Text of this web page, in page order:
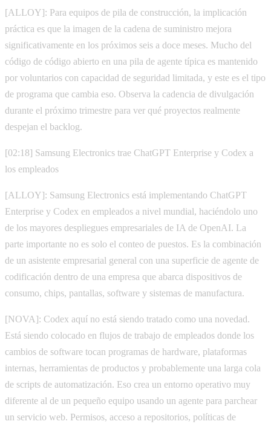
[ALLOY]: Para equipos de pila de construcción, la implicación
práctica es que la imagen de la cadena de suministro mejora
significativamente en los próximos seis a doce meses. Mucho del
código de código abierto en una pila de agente típica es mantenido
por voluntarios con capacidad de seguridad limitada, y este es el tipo
de programa que cambia eso. Observa la cadencia de divulgación
durante el próximo trimestre para ver qué proyectos realmente
despejan el backlog.
[02:18] Samsung Electronics trae ChatGPT Enterprise y Codex a
los empleados
[ALLOY]: Samsung Electronics está implementando ChatGPT
Enterprise y Codex en empleados a nivel mundial, haciéndolo uno
de los mayores despliegues empresariales de IA de OpenAI. La
parte importante no es solo el conteo de puestos. Es la combinación
de un asistente empresarial general con una superficie de agente de
codificación dentro de una empresa que abarca dispositivos de
consumo, chips, pantallas, software y sistemas de manufactura.
[NOVA]: Codex aquí no está siendo tratado como una novedad.
Está siendo colocado en flujos de trabajo de empleados donde los
cambios de software tocan programas de hardware, plataformas
internas, herramientas de productos y probablemente una larga cola
de scripts de automatización. Eso crea un entorno operativo muy
diferente al de un pequeño equipo usando un agente para parchear
un servicio web. Permisos, acceso a repositorios, políticas de